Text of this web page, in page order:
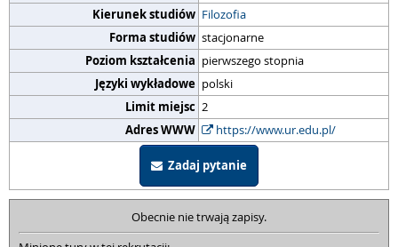
Kierunek studiów Filozofia
Forma studiów stacjonarne
Poziom kształcenia pierwszego stopnia
Języki wykładowe polski
Limit miejsc 2
Adres WWW
https://www.ur.edu.pl/
Zadaj pytanie
Obecnie nie trwają zapisy.